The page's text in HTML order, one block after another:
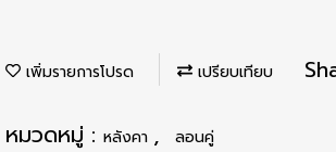
เพิ่มรายการโปรด เปรียบเทียบ
หมวดหมู่ : หลังคา , ลอนคู่